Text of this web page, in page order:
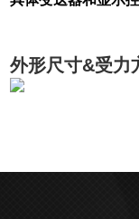
外形尺寸&受力